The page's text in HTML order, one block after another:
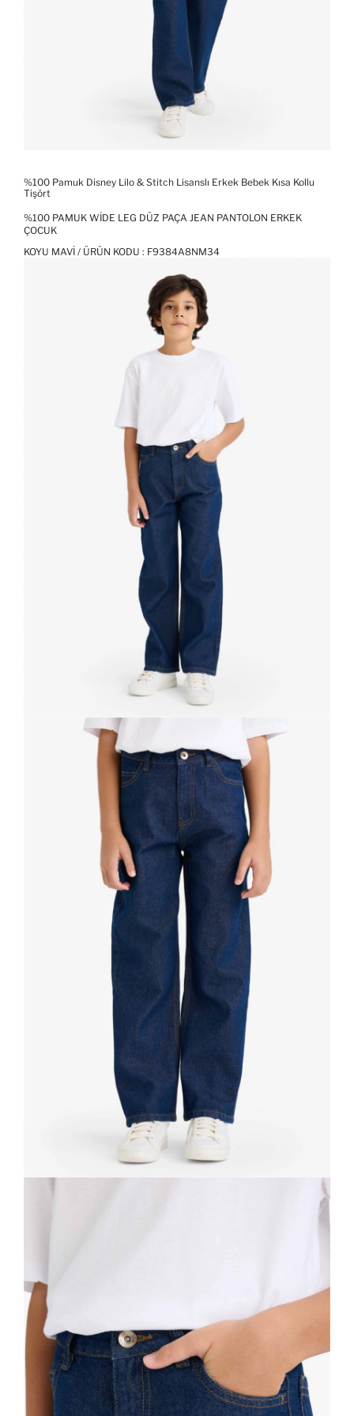
%100 Pamuk Disney Lilo & Stitch Lisanslı Erkek Bebek Kısa Kollu
Tişört
%100 PAMUK WIDE LEG DÜZ PAÇA JEAN PANTOLON ERKEK
ÇOCUK
KOYU MAVI / ÜRÜN KODU : F9384A8NM34